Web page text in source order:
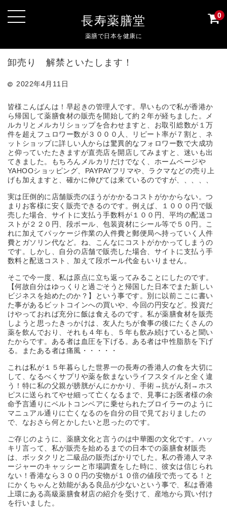
長寿薬膳堂
薬膳で日本を健康に
0
卸売り 解禁といたします！
2022年4月11日
皆様こんばんは！早起きの管理人です。早いもので私が香港か
ら帰国して薬膳食材の販売を開始して約２年が経ちました。メ
ルカリとメルカリショップを合わせますと、お取引総数が１万
件を超えフュロワー数が３０００人、リピート率が７割と、ネ
ットショップに詳しい人からは驚異的なフォロワー数で大成功
と仰っていたたきますが直売店を開店してみますと、迷いも出
てきました。もちろんメルカリだけでなく、ホームページや
YAHOOショッピング、PAYPAYフリマや、ラクマなどの売り上
げも加えますと、確かに伸びては来ているのですが、、、、、
実は圧倒的に店舗販売のほうがかかるコストがかからない。つ
まりお客様に安く販売できるのです。例えば、１０００円で販
売した場合、サイトに支払う手数料が１００円、平均の配送コ
ストが２２０円、段ボール、包装資材にシール等で５０円。こ
れに加えてパッケージ作業の人件費と郵便局へ持っていく人件
費とガソリン代など。ね、こんなにコストがかかってしまうの
です。しかし、自分の店舗で販売した場合、サイトに支払う手
数料と配送コスト、加えて段ボール代金もいりません。
そこで今一度、私は原点に立ち返ってみることにしたのです。
【何故自分はゆっくりと過ごそうと帰国した日本でまた新しい
ビジネスを始めたのか？】という事です。別に以前ここに書い
た事があるビットコインへの買いや、今回の円安など。投資だ
けやっておれば充分に飯は食えるのです。私が薬膳食材を販売
しようと思ったきっかけは、友人たちが食事の後にたくさんの
薬を飲んでおり、それも４年も、５年も飲み続けていると聞い
たからです。ある者は血圧を下げる。ある者は中性脂肪を下げ
る。またある者は痛風・・・・・
これは私が１５年暮らした世界一の長寿の香港人の食を大切に
して、なるべくサプリや薬を飲まないライフスタイルと全く違
う！特に私の父親が膀胱がんにかかり、手術→抗がん剤→ホス
ピスに送られてやせ細って亡くなるまで、見事にお医者様の余
命予言通りにベルトコンベアに乗せられたブロイラーのように
マニュアル通りに亡くなるのを自分の目で見ておりましたの
で、なおさら何とかしたいと思ったのです。
ご存じのように、薬膳文化と言うのは中華圏の文化です。ハッ
キリ言って、私が販売を始めるまでの日本での薬膳食材販売
は、ボッタクリと二級品の販売ばかりでした。私の香港人マネ
ージャーのキャッシーと市場調査をした時に、彼女は信じられ
ない！香港なら３００円の安物が１０倍の値段で売ってる！と
にかくちゃんと効能がある良品が少ないという事で、私は香港
上環にある高級薬膳食材店の紹介を受けて、産地から買い付け
を行いました。